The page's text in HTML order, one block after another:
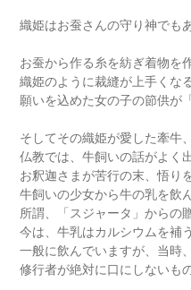
織姫はお蚕さんの守り神でも
お蚕から作る糸を紡ぎ着物を
織姫のように裁縫が上手くな
願いを込めた女の子の節供が
そしてその織姫が愛した牽牛
仏教では、牛飼いの話がよく
お釈迦さまが苦行の末、悟り
牛飼いの少女から牛の乳を飲
所謂、「スジャータ」からの
今は、牛乳はカルシウムを補
一般に飲んでいますが、当時
修行者が絶対に口にしないも